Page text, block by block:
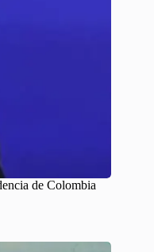
de Colombia